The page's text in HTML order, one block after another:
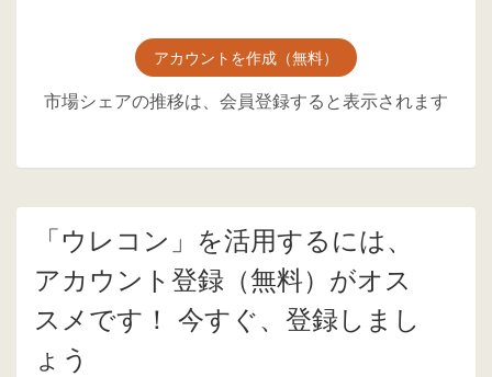
アカウントを作成（無料）
市場シェアの推移は、会員登録すると表示されます
「ウレコン」を活用するには、
アカウント登録（無料）がオス
スメです！ 今すぐ、登録しまし
ょう